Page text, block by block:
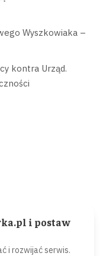
Wyszkowiaka –
kontra Urząd.
i postaw
i rozwijać serwis.